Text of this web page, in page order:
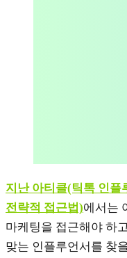
지난 아티클(틱톡 인플
전략적 접근법)에서는
마케팅을 접근해야 하
맞는 인플루언서를 찾